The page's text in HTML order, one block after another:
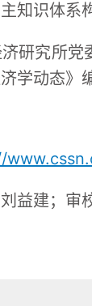
知识体系
研究所
学动态》
刘益建；审